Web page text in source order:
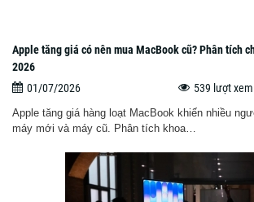
Apple tăng giá có nên mua MacBook cũ? Phân tích
2026
01/07/2026
539 lượt xem
Apple tăng giá hàng loạt MacBook khiến nhiều
máy mới và máy cũ. Phân tích khoa…